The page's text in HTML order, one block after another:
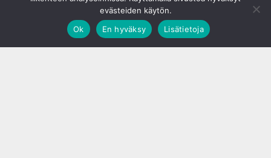
evästeiden käytön.
Ok
En hyväksy Lisätietoja